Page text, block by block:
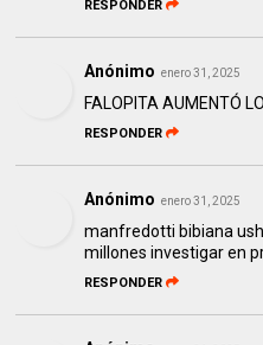
RESPONDER
Anónimo enero 31, 2025
FALOPITA AUMENTÓ
RESPONDER
Anónimo enero 31, 2025
manfredotti bibiana
millones investigar en
RESPONDER